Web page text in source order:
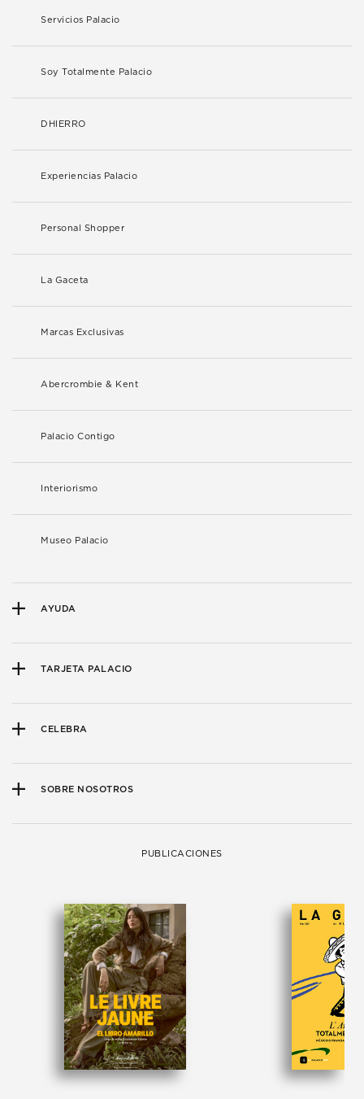
Servicios Palacio
Soy Totalmente Palacio
DHIERRO
Experiencias Palacio
Personal Shopper
La Gaceta
Marcas Exclusivas
Abercrombie & Kent
Palacio Contigo
Interiorismo
Museo Palacio
AYUDA
TARJETA PALACIO
CELEBRA
SOBRE NOSOTROS
PUBLICACIONES